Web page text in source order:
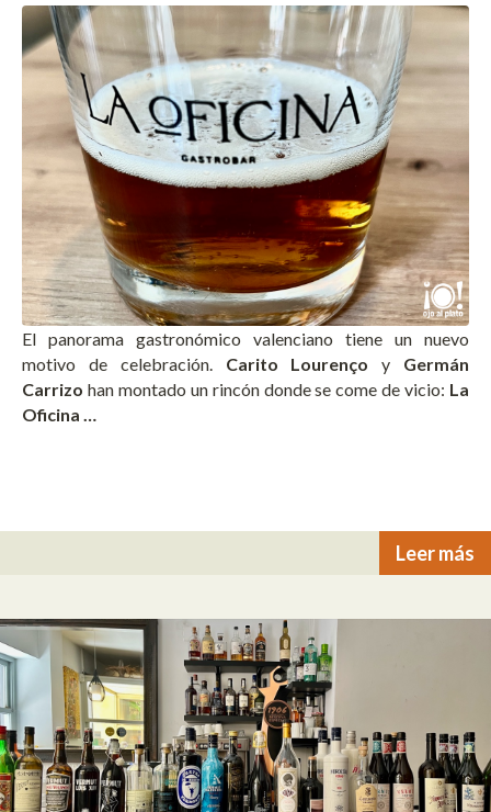
El panorama gastronómico valenciano tiene un nuevo
motivo de celebración. Carito Lourenço y Germán
Carrizo han montado un rincón donde se come de vicio: La
Oficina …
Leer más